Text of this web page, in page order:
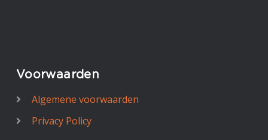
Voorwaarden
Algemene voorwaarden
Privacy Policy